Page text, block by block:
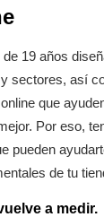
19 años
sectores, así
que
Por eso,
pueden
de tu
a medir.